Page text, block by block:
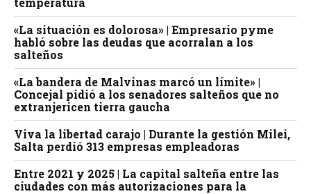
«La situación es dolorosa» | Empresario pyme
habló sobre las deudas que acorralan a los
salteños
«La bandera de Malvinas marcó un límite» |
Concejal pidió a los senadores salteños que no
extranjericen tierra gaucha
Viva la libertad carajo | Durante la gestión Milei,
Salta perdió 313 empresas empleadoras
Entre 2021 y 2025 | La capital salteña entre las
ciudades con más autorizaciones para la